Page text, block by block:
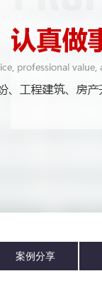
案例分享